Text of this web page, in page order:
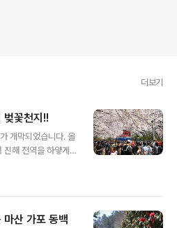
더보기
사람천지 벚꽃천지!!
개막되었습니다. 올
해 전역을 하얗게
반갑지 않은 별칭
명소인지라 엄청난
마산 가포 동백